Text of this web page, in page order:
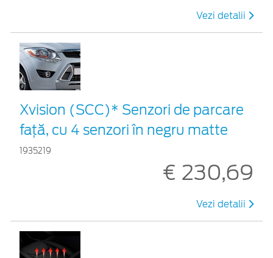
Vezi detalii
Xvision (SCC)* Senzori de parcare
faţă, cu 4 senzori în negru matte
1935219
€ 230,69
Vezi detalii